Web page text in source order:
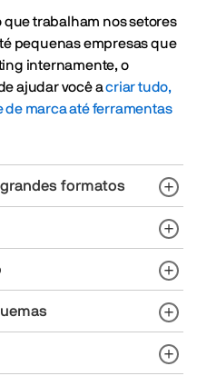
trabalham nos setores
pequenas empresas que
internamente, o
ajudar você acriar tudo,
marca até ferramentas
formatos